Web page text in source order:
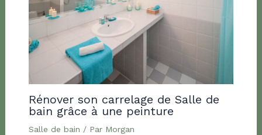
Rénover son carrelage de Salle de
bain grâce à une peinture
Salle de bain / Par Morgan